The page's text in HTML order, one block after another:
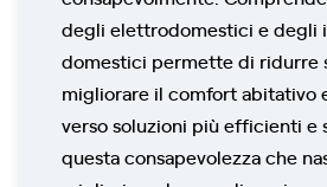
degli elettrodomestici e degli
domestici permette di ridurre
migliorare il comfort abitativo
verso soluzioni più efficienti e
questa consapevolezza che